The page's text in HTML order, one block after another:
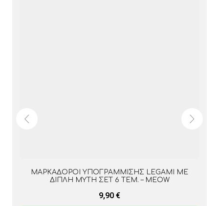
LEGAMI MINI WATER GAME – UNICORN
5,90 €